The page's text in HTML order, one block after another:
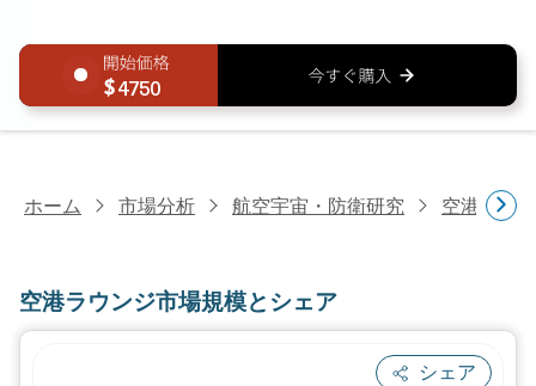
4750
ホーム 市場分析 航空宇宙・防衛研究 空港運営
空港ラウンジ市場規模とシェア
シェア